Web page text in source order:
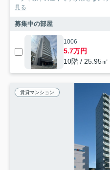
見る
募集中の部屋
1006
5.7万円
10階 / 25.95
賃貸マンション